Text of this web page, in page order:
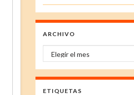
ARCHIVO
Archivo
ETIQUETAS